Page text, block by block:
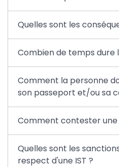
Quelles sont les
Combien de temps dure
Comment la personne
son passeport et/ou sa
Comment contester une
Quelles sont les
respect d'une IST ?